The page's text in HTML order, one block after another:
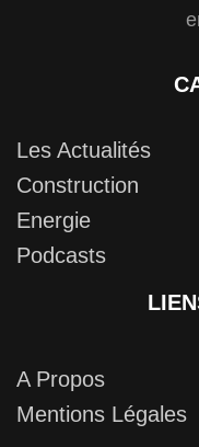
Les Actualités
Construction
Energie
Podcasts
A Propos
Mentions Légales